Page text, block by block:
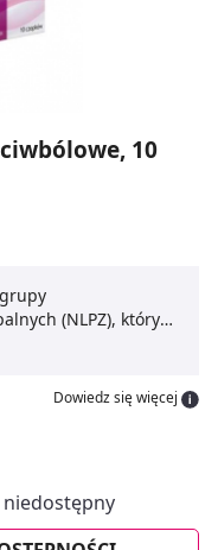
10
(NLPZ), który
przeciwzapalnie.
takiego jak
zębów, głowy, uszu
oraz
takimi jak
Kidofen 60 mg
Dowiedz się więcej